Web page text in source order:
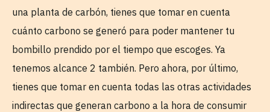
una planta de carbón, tienes que tomar en cuenta
cuánto carbono se generó para poder mantener tu
bombillo prendido por el tiempo que escoges. Ya
tenemos alcance 2 también. Pero ahora, por último,
tienes que tomar en cuenta todas las otras actividades
indirectas que generan carbono a la hora de consumir